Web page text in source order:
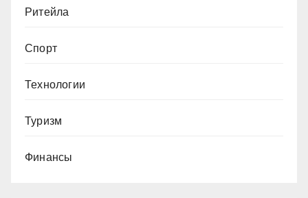
Ритейла
Спорт
Технологии
Туризм
Финансы